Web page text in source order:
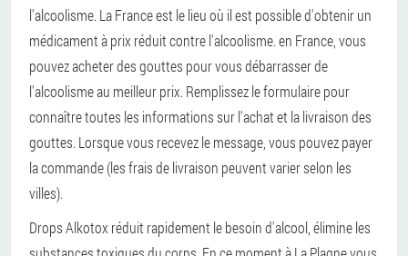
l'alcoolisme. La France est le lieu où il est possible d'obtenir un
médicament à prix réduit contre l'alcoolisme. en France, vous
pouvez acheter des gouttes pour vous débarrasser de
l'alcoolisme au meilleur prix. Remplissez le formulaire pour
connaître toutes les informations sur l'achat et la livraison des
gouttes. Lorsque vous recevez le message, vous pouvez payer
la commande (les frais de livraison peuvent varier selon les
villes).
Drops Alkotox réduit rapidement le besoin d'alcool, élimine les